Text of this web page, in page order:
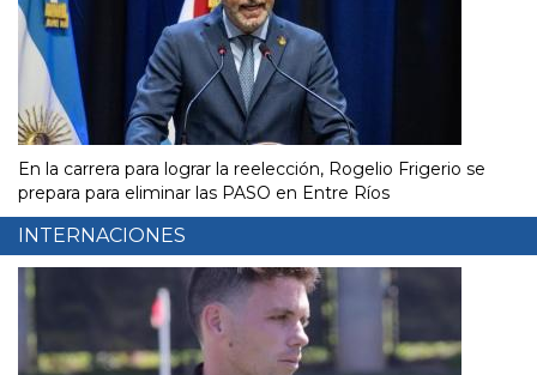
En la carrera para lograr la reelección, Rogelio Frigerio se
prepara para eliminar las PASO en Entre Ríos
INTERNACIONES